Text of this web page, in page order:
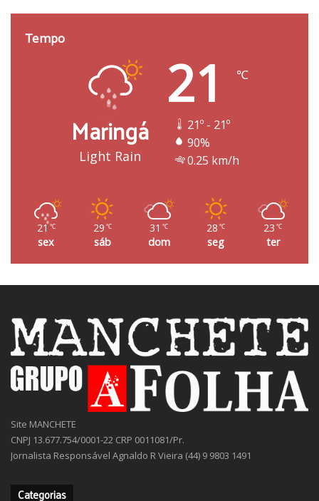
Tempo
Maringá
Light Rain
21 ℃
21º - 21º
90%
0.25 km/h
21 ℃
sex
29 ℃
sáb
31 ℃
dom
28 ℃
seg
23 ℃
ter
Site MANCHETE
CNPJ 13.677.754/0001-22 CRP 0011081/Pr.
Jornalista Responsável Agnaldo R Vieira (44) 9 9803 1491
Categorias